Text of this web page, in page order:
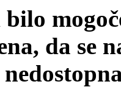
da se